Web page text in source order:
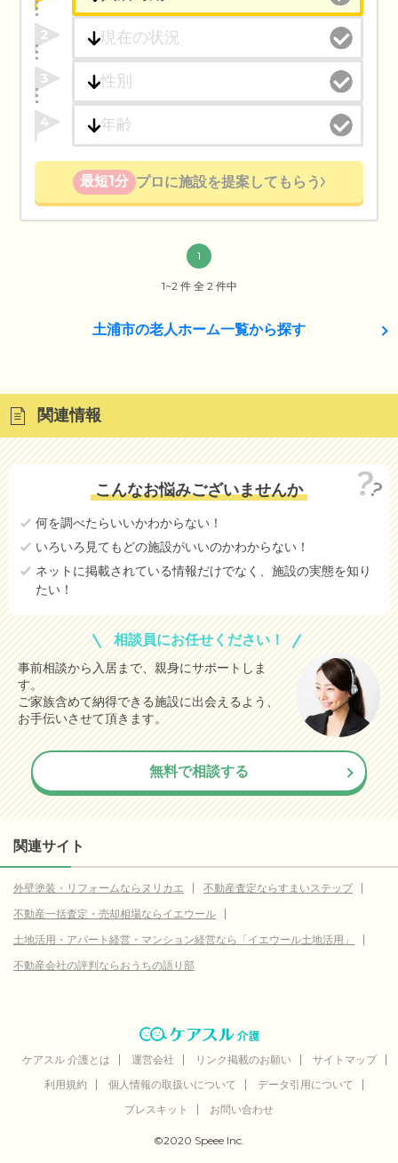
2
3
4
最短1分 プロに施設を提案してもらう
1
1~2 件 全 2 件中
土浦市の老人ホーム一覧から探す
関連情報
こんなお悩みございませんか
何を調べたらいいかわからない！
いろいろ見てもどの施設がいいのかわからない！
ネットに掲載されている情報だけでなく、施設の実態を知り
たい！
相談員にお任せください！
事前相談から入居まで、親身にサポートしま
す。
ご家族含めて納得できる施設に出会えるよう、
お手伝いさせて頂きます。
無料で相談する
関連サイト
外壁塗装・リフォームならヌリカエ
不動産査定ならすまいステップ
不動産一括査定・売却相場ならイエウール
土地活用・アパート経営・マンション経営なら「イエウール土地活用」
不動産会社の評判ならおうちの語り部
ケアスル 介護とは 運営会社 リンク掲載のお願い
サイトマップ
利用規約
個人情報の取扱いについて
データ引用について
プレスキット
お問い合わせ
©2020 Speee Inc.